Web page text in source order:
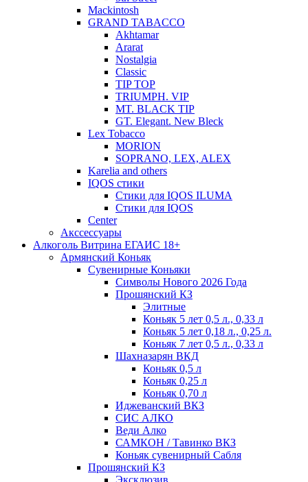
Mackintosh
GRAND TABACCO
Akhtamar
Ararat
Nostalgia
Classic
TIP TOP
TRIUMPH. VIP
MT. BLACK TIP
GT. Elegant. New Bleck
Lex Tobacco
MORION
SOPRANO, LEX, ALEX
Karelia and others
IQOS стики
Стики для IQOS ILUMA
Стики для IQOS
Сenter
Акссессуары
Алкоголь Витрина ЕГАИС 18+
Армянский Коньяк
Сувенирные Коньяки
Символы Нового 2026 Года
Прошянский КЗ
Элитные
Коньяк 5 лет 0,5 л., 0,33 л
Коньяк 5 лет 0,18 л., 0,25 л.
Коньяк 7 лет 0,5 л., 0,33 л
Шахназарян ВКД
Коньяк 0,5 л
Коньяк 0,25 л
Коньяк 0,70 л
Иджеванский ВКЗ
СИС АЛКО
Веди Алко
САМКОН / Тавинко ВКЗ
Коньяк сувенирный Сабля
Прошянский КЗ
Эксклюзив